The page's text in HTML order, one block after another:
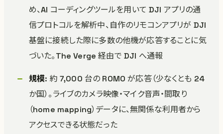
め、AI コーディングツールを用いて DJI アプリの通
信プロトコルを解析中、自作のリモコンアプリが DJI
基盤に接続した際に多数の他機が応答することに気
づいた。The Verge 経由で DJI へ通報
規模: 約 7,000 台の ROMO が応答（少なくとも 24
か国）。ライブのカメラ映像・マイク音声・間取り
（home mapping）データに、無関係な利用者から
アクセスできる状態だった